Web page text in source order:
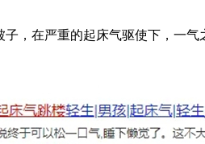
，在严重的起床气驱使下，一